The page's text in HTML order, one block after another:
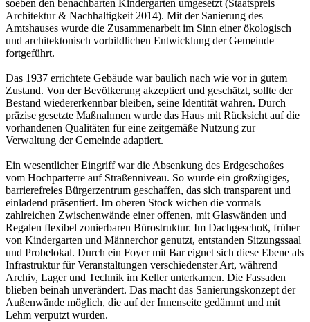
soeben den benachbarten Kindergarten umgesetzt (Staatspreis
Architektur & Nachhaltigkeit 2014). Mit der Sanierung des
Amtshauses wurde die Zusammenarbeit im Sinn einer ökologisch
und architektonisch vorbildlichen Entwicklung der Gemeinde
fortgeführt.
Das 1937 errichtete Gebäude war baulich nach wie vor in gutem
Zustand. Von der Bevölkerung akzeptiert und geschätzt, sollte der
Bestand wiedererkennbar bleiben, seine Identität wahren. Durch
präzise gesetzte Maßnahmen wurde das Haus mit Rücksicht auf die
vorhandenen Qualitäten für eine zeitgemäße Nutzung zur
Verwaltung der Gemeinde adaptiert.
Ein wesentlicher Eingriff war die Absenkung des Erdgeschoßes
vom Hochparterre auf Straßenniveau. So wurde ein großzügiges,
barrierefreies Bürgerzentrum geschaffen, das sich transparent und
einladend präsentiert. Im oberen Stock wichen die vormals
zahlreichen Zwischenwände einer offenen, mit Glaswänden und
Regalen flexibel zonierbaren Bürostruktur. Im Dachgeschoß, früher
von Kindergarten und Männerchor genutzt, entstanden Sitzungssaal
und Probelokal. Durch ein Foyer mit Bar eignet sich diese Ebene als
Infrastruktur für Veranstaltungen verschiedenster Art, während
Archiv, Lager und Technik im Keller unterkamen. Die Fassaden
blieben beinah unverändert. Das macht das Sanierungskonzept der
Außenwände möglich, die auf der Innenseite gedämmt und mit
Lehm verputzt wurden.